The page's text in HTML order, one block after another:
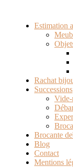
Estimation
Rachat
Successions
Vide-
Brocante
Blog
Contact
Mentions